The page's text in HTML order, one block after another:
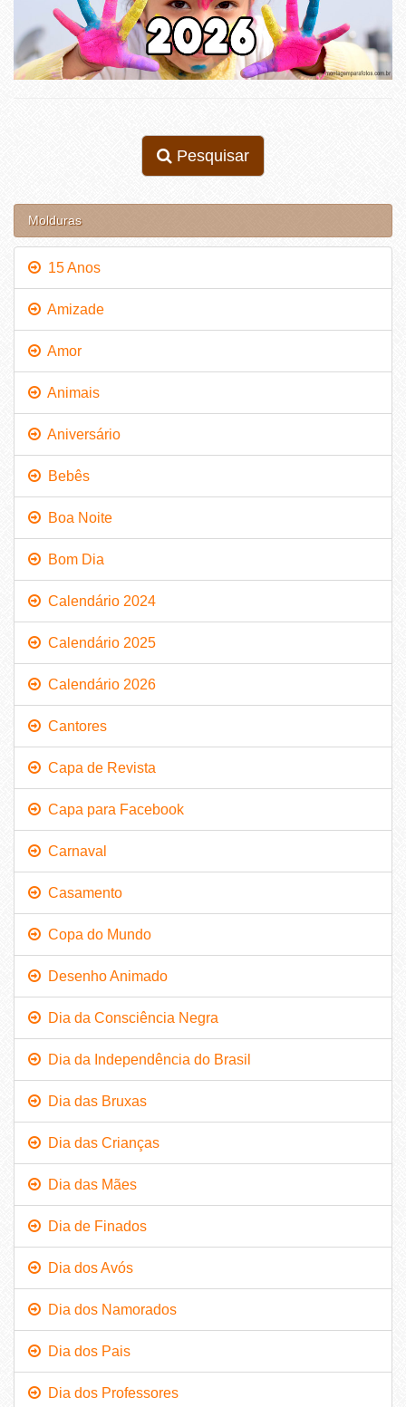
Pesquisar
Molduras
15 Anos
Amizade
Amor
Animais
Aniversário
Bebês
Boa Noite
Bom Dia
Calendário 2024
Calendário 2025
Calendário 2026
Cantores
Capa de Revista
Capa para Facebook
Carnaval
Casamento
Copa do Mundo
Desenho Animado
Dia da Consciência Negra
Dia da Independência do Brasil
Dia das Bruxas
Dia das Crianças
Dia das Mães
Dia de Finados
Dia dos Avós
Dia dos Namorados
Dia dos Pais
Dia dos Professores